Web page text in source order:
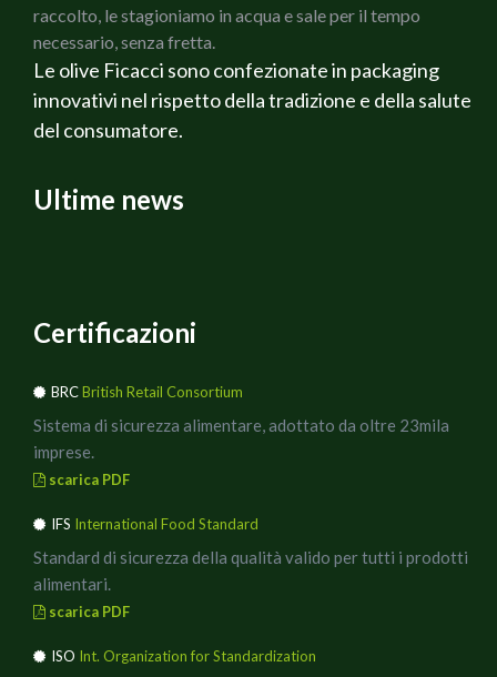
raccolto, le stagioniamo in acqua e sale per il tempo
necessario, senza fretta.
Le olive Ficacci sono confezionate in packaging
innovativi nel rispetto della tradizione e della salute
del consumatore.
Ultime news
Certificazioni
BRCBritish Retail Consortium
Sistema di sicurezza alimentare, adottato da oltre 23mila
imprese.
scarica PDF
IFS International Food Standard
Standard di sicurezza della qualità valido per tutti i prodotti
alimentari.
scarica PDF
ISO Int. Organization for Standardization